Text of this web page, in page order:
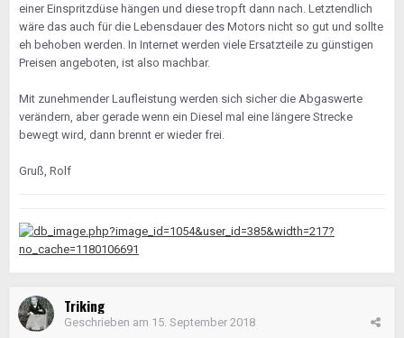
einer Einspritzdüse hängen und diese tropft dann nach. Letztendlich
wäre das auch für die Lebensdauer des Motors nicht so gut und sollte
eh behoben werden. In Internet werden viele Ersatzteile zu günstigen
Preisen angeboten, ist also machbar.
Mit zunehmender Laufleistung werden sich sicher die Abgaswerte
verändern, aber gerade wenn ein Diesel mal eine längere Strecke
bewegt wird, dann brennt er wieder frei.
Gruß, Rolf
Triking
Geschrieben am 15. September 2018